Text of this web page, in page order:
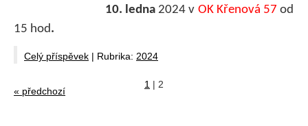
10. ledna2024 v OK Křenová 57od
15 hod.
Celý příspěvek | Rubrika: 2024
« předchozí
1 | 2